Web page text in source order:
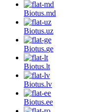
Biotus.md
Biotus.uz
Biotus.ge
Biotus.lt
Biotus.lv
Biotus.ee